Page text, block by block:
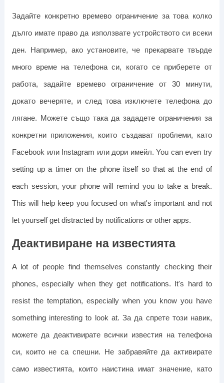
Задайте конкретно времево ограничение за това колко
дълго имате право да използвате устройството си всеки
ден. Например, ако установите, че прекарвате твърде
много време на телефона си, когато се приберете от
работа, задайте времево ограничение от 30 минути,
докато вечеряте, и след това изключете телефона до
лягане. Можете също така да зададете ограничения за
конкретни приложения, които създават проблеми, като
Facebook или Instagram или дори имейл. You can even try
setting up a timer on the phone itself so that at the end of
each session, your phone will remind you to take a break.
This will help keep you focused on what's important and not
let yourself get distracted by notifications or other apps.
Деактивиране на известията
A lot of people find themselves constantly checking their
phones, especially when they get notifications. It's hard to
resist the temptation, especially when you know you have
something interesting to look at. За да спрете този навик,
можете да деактивирате всички известия на телефона
си, които не са спешни. Не забравяйте да активирате
само известията, които наистина имат значение, като